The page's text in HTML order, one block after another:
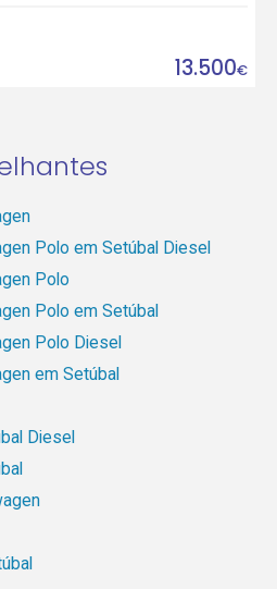
13.500€
Polo em Setúbal Diesel
Polo
Polo em Setúbal
Polo Diesel
em Setúbal
Diesel